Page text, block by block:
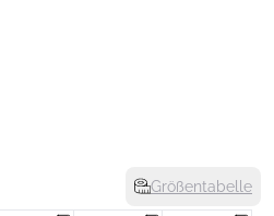
Größentabelle